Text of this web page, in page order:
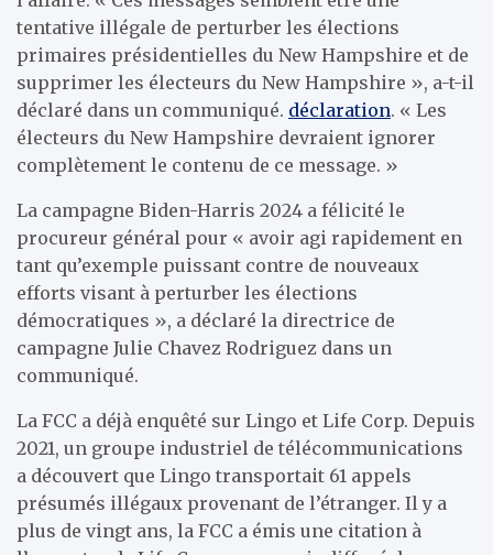
tentative illégale de perturber les élections
primaires présidentielles du New Hampshire et de
supprimer les électeurs du New Hampshire », a-t-il
déclaré dans un communiqué. déclaration. « Les
électeurs du New Hampshire devraient ignorer
complètement le contenu de ce message. »
La campagne Biden-Harris 2024 a félicité le
procureur général pour « avoir agi rapidement en
tant qu’exemple puissant contre de nouveaux
efforts visant à perturber les élections
démocratiques », a déclaré la directrice de
campagne Julie Chavez Rodriguez dans un
communiqué.
La FCC a déjà enquêté sur Lingo et Life Corp. Depuis
2021, un groupe industriel de télécommunications
a découvert que Lingo transportait 61 appels
présumés illégaux provenant de l’étranger. Il y a
plus de vingt ans, la FCC a émis une citation à